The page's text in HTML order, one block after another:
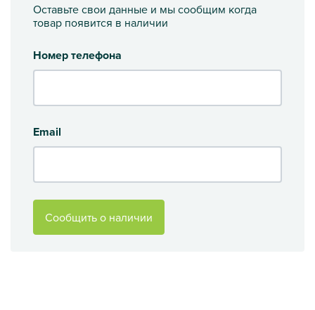
Оставьте свои данные и мы сообщим когда
товар появится в наличии
Номер телефона
Email
Сообщить о наличии